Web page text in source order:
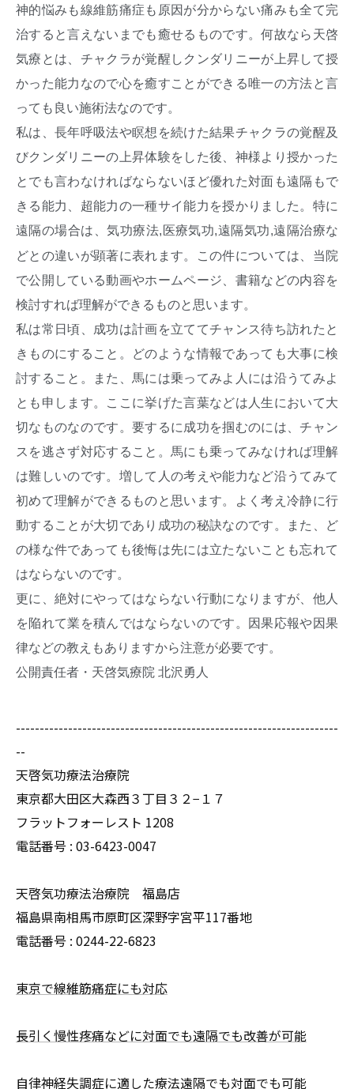
神的悩みも線維筋痛症も原因が分からない痛みも全て完
治すると言えないまでも癒せるものです。何故なら天啓
気療とは、チャクラが覚醒しクンダリニーが上昇して授
かった能力なので心を癒すことができる唯一の方法と言
っても良い施術法なのです。
私は、長年呼吸法や瞑想を続けた結果チャクラの覚醒及
びクンダリニーの上昇体験をした後、神様より授かった
とでも言わなければならないほど優れた対面も遠隔もで
きる能力、超能力の一種サイ能力を授かりました。特に
遠隔の場合は、気功療法,医療気功,遠隔気功,遠隔治療な
どとの違いが顕著に表れます。この件については、当院
で公開している動画やホームページ、書籍などの内容を
検討すれば理解ができるものと思います。
私は常日頃、成功は計画を立ててチャンス待ち訪れたと
きものにすること。どのような情報であっても大事に検
討すること。また、馬には乗ってみよ人には沿うてみよ
とも申します。ここに挙げた言葉などは人生において大
切なものなのです。要するに成功を掴むのには、チャン
スを逃さず対応すること。馬にも乗ってみなければ理解
は難しいのです。増して人の考えや能力など沿うてみて
初めて理解ができるものと思います。よく考え冷静に行
動することが大切であり成功の秘訣なのです。また、ど
の様な件であっても後悔は先には立たないことも忘れて
はならないのです。
更に、絶対にやってはならない行動になりますが、他人
を陥れて業を積んではならないのです。因果応報や因果
律などの教えもありますから注意が必要です。
公開責任者・天啓気療院北沢勇人
--------------------------------------------------------------------
--
天啓気功療法治療院
東京都大田区大森西３丁目３２−１７
フラットフォーレスト 1208
電話番号 : 03-6423-0047
天啓気功療法治療院 福島店
福島県南相馬市原町区深野字宮平117番地
電話番号 : 0244-22-6823
東京で線維筋痛症にも対応
長引く慢性疼痛などに対面でも遠隔でも改善が可能
自律神経失調症に適した療法遠隔でも対面でも可能